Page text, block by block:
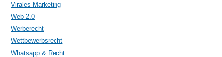
Virales Marketing
Web 2.0
Werberecht
Wettbewerbsrecht
Whatsapp & Recht